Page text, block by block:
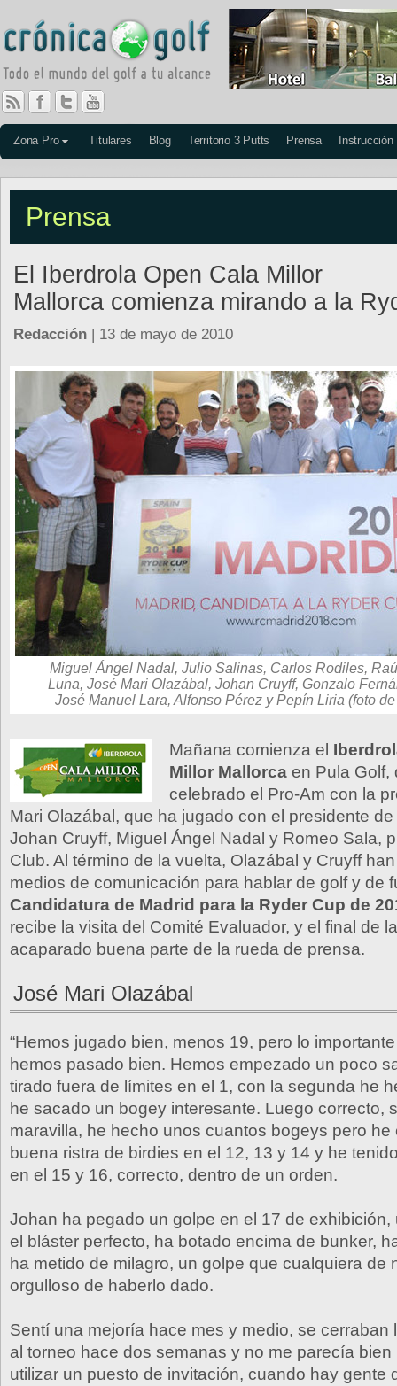
Zona Pro Titulares Blog Territorio 3 Putts Prensa Instrucción
Prensa
El Iberdrola Open Cala Millor
Mallorca comienza mirando a la
Redacción | 13 de mayo de 2010
Miguel Ángel Nadal, Julio Salinas, Carlos Rodiles,
Luna, José Mari Olazábal, Johan Cruyff, Gonzalo
José Manuel Lara, Alfonso Pérez y Pepín Liria (foto
Mañana comienza el
Millor Mallorca en Pula Golf,
celebrado el Pro-Am con la
Mari Olazábal, que ha jugado con el presidente
Johan Cruyff, Miguel Ángel Nadal y Romeo Sala,
Club. Al término de la vuelta, Olazábal y Cruyff
medios de comunicación para hablar de golf y de
Candidatura de Madrid para la Ryder Cup de
recibe la visita del Comité Evaluador, y el final de
acaparado buena parte de la rueda de prensa.
José Mari Olazábal
“Hemos jugado bien, menos 19, pero lo
hemos pasado bien. Hemos empezado un poco
tirado fuera de límites en el 1, con la segunda he
he sacado un bogey interesante. Luego correcto,
maravilla, he hecho unos cuantos bogeys pero he
buena ristra de birdies en el 12, 13 y 14 y he
en el 15 y 16, correcto, dentro de un orden.
Johan ha pegado un golpe en el 17 de exhibición,
el bláster perfecto, ha botado encima de bunker,
ha metido de milagro, un golpe que cualquiera de
orgulloso de haberlo dado.
Sentí una mejoría hace mes y medio, se cerraban
al torneo hace dos semanas y no me parecía
utilizar un puesto de invitación, cuando hay gente